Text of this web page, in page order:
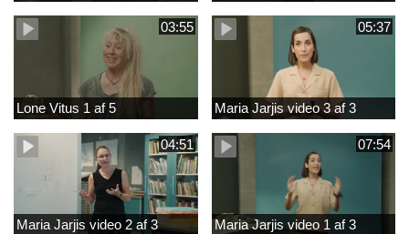
03:55
Lone Vitus 1 af 5
05:37
Maria Jarjis video 3 af 3
04:51
Maria Jarjis video 2 af 3
07:54
Maria Jarjis video 1 af 3